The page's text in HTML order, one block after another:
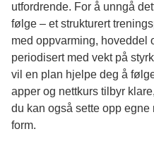
utfordrende. For å unngå
følge – et strukturert
med oppvarming, hoveddel
periodisert med vekt på
vil en plan hjelpe deg å
apper og nettkurs tilbyr
du kan også sette opp
form.